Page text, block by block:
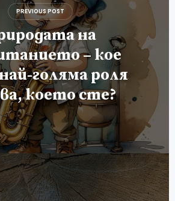
PREVIOUS POST
на
– кое
голяма роля
което сте?